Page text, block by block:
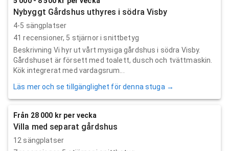
Nybyggt Gårdshus uthyres i södra Visby
4-5 sängplatser
41 recensioner, 5 stjärnor i snittbetyg
Beskrivning Vi hyr ut vårt mysiga gårdshus i södra Visby.
Gårdshuset är försett med toalett, dusch och tvättmaskin.
Kök integrerat med vardagsrum...
Läs mer och se tillgänglighet för denna stuga →
Från 28 000 kr per vecka
Villa med separat gårdshus
12 sängplatser